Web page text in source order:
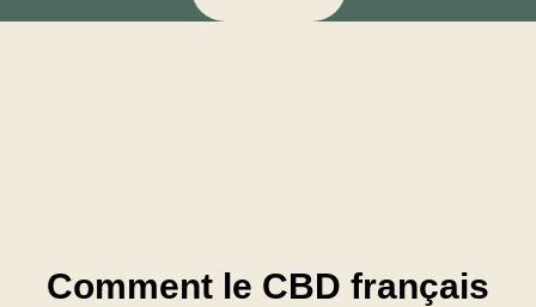
Comment le CBD français